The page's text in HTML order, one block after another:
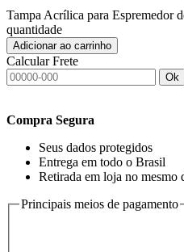
Tampa Acrílica para Espremedor
quantidade
Adicionar ao carrinho
Calcular Frete
Ok
Compra Segura
Seus dados protegidos
Entrega em todo o Brasil
Retirada em loja no mesmo
Principais meios de pagamento